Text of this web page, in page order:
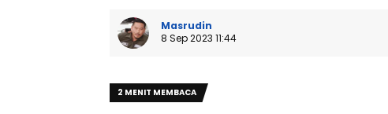
Masrudin
8 Sep 2023 11:44
2 MENIT MEMBACA